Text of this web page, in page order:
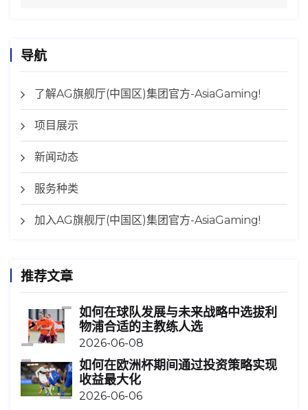
导航
了解AG旗舰厅(中国区)集团官方-AsiaGaming!
项目展示
新闻动态
服务种类
加入AG旗舰厅(中国区)集团官方-AsiaGaming!
推荐文章
如何在球队发展与未来战略中选拔利
物浦合适的主教练人选
2026-06-08
如何在欧洲杯期间通过投资策略实现
收益最大化
2026-06-06